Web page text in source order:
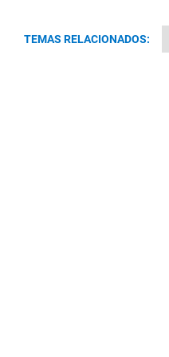
TEMAS RELACIONADOS: